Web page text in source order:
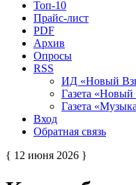
Топ-10
Прайс-лист
PDF
Архив
Опросы
RSS
ИД «Новый
Газета «Новый
Газета
Вход
Обратная связь
{ 12 июня 2026 }